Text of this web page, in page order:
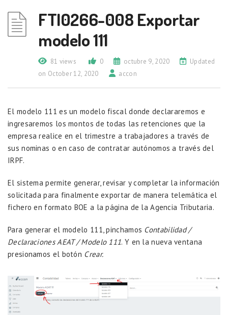
FTI0266-008 Exportar
modelo 111
81 views 0 octubre 9, 2020
Updated
on October 12, 2020
accon
El modelo 111 es un modelo fiscal donde declararemos e
ingresaremos los montos de todas las retenciones que la
empresa realice en el trimestre a trabajadores a través de
sus nominas o en caso de contratar autónomos a través del
IRPF.
El sistema permite generar, revisar y completar la información
solicitada para finalmente exportar de manera telemática el
fichero en formato BOE a la página de la Agencia Tributaria.
Para generar el modelo 111, pinchamos Contabilidad /
Declaraciones AEAT / Modelo 111. Y en la nueva ventana
presionamos el botón Crear.